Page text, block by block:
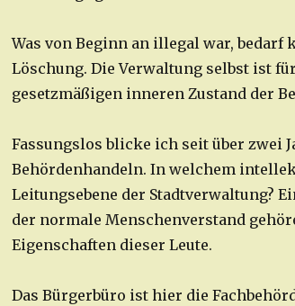
Was von Beginn an illegal war, bedarf
Löschung. Die Verwaltung selbst ist
gesetzmäßigen inneren Zustand der
Fassungslos blicke ich seit über zwei
Behördenhandeln. In welchem
Leitungsebene der Stadtverwaltung?
der normale Menschenverstand
Eigenschaften dieser Leute.
Das Bürgerbüro ist hier die